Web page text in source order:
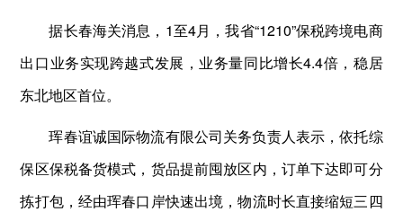
据长春海关消息，1至4月，我省“1210”保税跨境电商
出口业务实现跨越式发展，业务量同比增长4.4倍，稳居
东北地区首位。
珲春谊诚国际物流有限公司关务负责人表示，依托综
保区保税备货模式，货品提前囤放区内，订单下达即可分
拣打包，经由珲春口岸快速出境，物流时长直接缩短三四